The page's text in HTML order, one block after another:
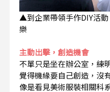
▲到企業帶領手作DIY活
樂
主動出擊，創造機會
不單只是坐在辦公室，練
覺得機緣要自己創造，沒
像是看見美術服裝相關科